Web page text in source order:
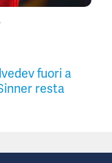
fuori a
resta